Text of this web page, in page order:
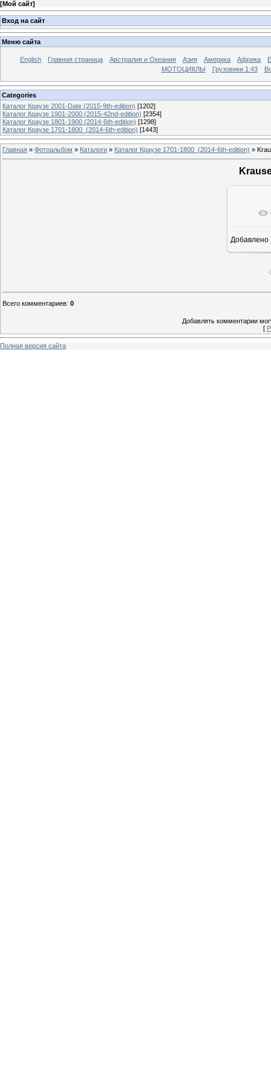
[Мой сайт]
Вход на сайт
Меню сайта
English Главная страница Австралия и Океания Азия Америка Африка
МОТОЦИКЛЫ
Грузовики 1:43
Categories
Каталог Краузе 2001-Date (2015-9th-edition) [1202]
Каталог Краузе 1901-2000 (2015-42nd-edition) [2354]
Каталог Краузе 1801-1900 (2014-6th-edition) [1298]
Каталог Краузе 1701-1800_(2014-6th-edition) [1443]
Главная » Фотоальбом » Каталоги » Каталог Краузе 1701-1800_(2014-6th-edition) »
Добавлено
Всего комментариев: 0
Добавлять комментарии
[
Полная версия сайта